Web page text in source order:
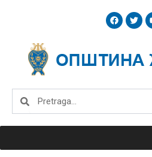
F
a
c
o
o
T
w
i
e
r
Search